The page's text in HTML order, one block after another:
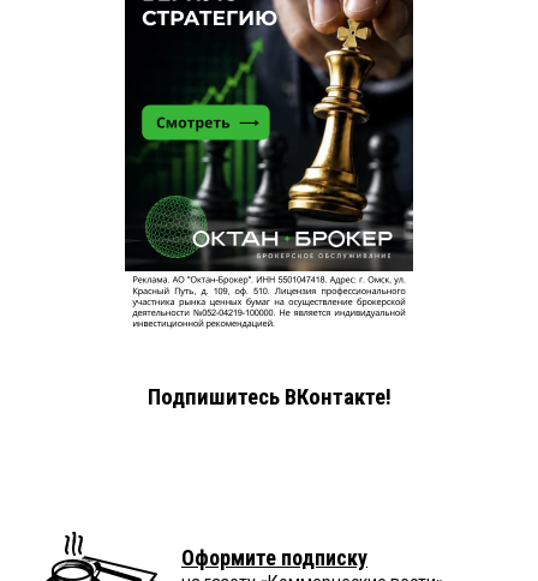
Подпишитесь ВКонтакте!
Оформите подписку